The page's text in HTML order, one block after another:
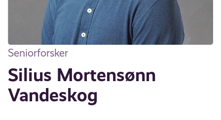
Seniorforsker
Silius Mortensønn
Vandeskog